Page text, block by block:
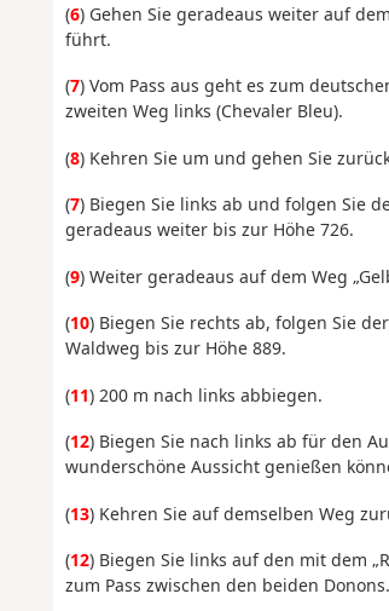
(6) Gehen Sie geradeaus weiter auf
führt.
(7) Vom Pass aus geht es zum
zweiten Weg links (Chevaler Bleu).
(8) Kehren Sie um und gehen Sie
(7) Biegen Sie links ab und folgen Sie
geradeaus weiter bis zur Höhe 726.
(9) Weiter geradeaus auf dem Weg
(10) Biegen Sie rechts ab, folgen Sie
Waldweg bis zur Höhe 889.
(11) 200 m nach links abbiegen.
(12) Biegen Sie nach links ab für den
wunderschöne Aussicht genießen
(13) Kehren Sie auf demselben Weg
(12) Biegen Sie links auf den mit dem
zum Pass zwischen den beiden Donons.